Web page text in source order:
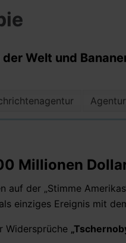
Welt und
Millionen
auf der „Stimme
einziges Ereignis mit
Widersprüche